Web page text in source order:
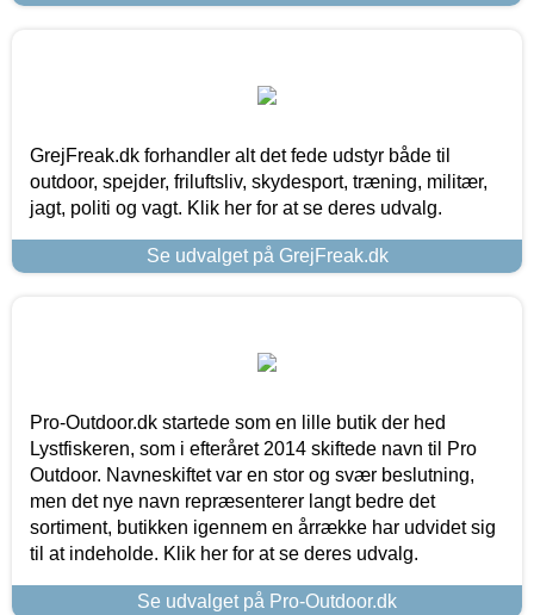
GrejFreak.dk forhandler alt det fede udstyr både til
outdoor, spejder, friluftsliv, skydesport, træning, militær,
jagt, politi og vagt. Klik her for at se deres udvalg.
Se udvalget på GrejFreak.dk
Pro-Outdoor.dk startede som en lille butik der hed
Lystfiskeren, som i efteråret 2014 skiftede navn til Pro
Outdoor. Navneskiftet var en stor og svær beslutning,
men det nye navn repræsenterer langt bedre det
sortiment, butikken igennem en årrække har udvidet sig
til at indeholde. Klik her for at se deres udvalg.
Se udvalget på Pro-Outdoor.dk